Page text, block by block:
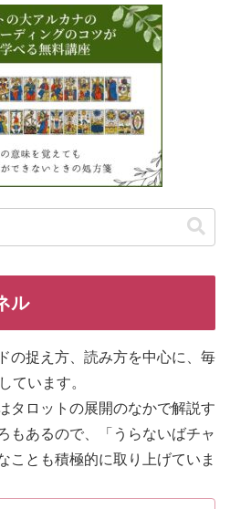
ル
の捉え方、読み方を中心に、毎
ています。
タロットの展開のなかで解説す
もあるので、「うらないばチャ
ことも積極的に取り上げていま